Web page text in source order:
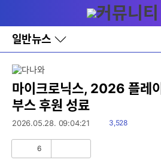
와
홈
일반뉴스
바
로
레
이
어
창
토
마이크로닉스, 2026 플레
부스 후원 성료
2026.05.28. 09:04:21
읽
3,528
6